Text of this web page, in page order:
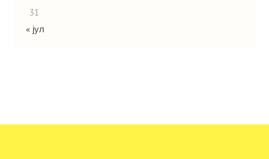
31
« јул